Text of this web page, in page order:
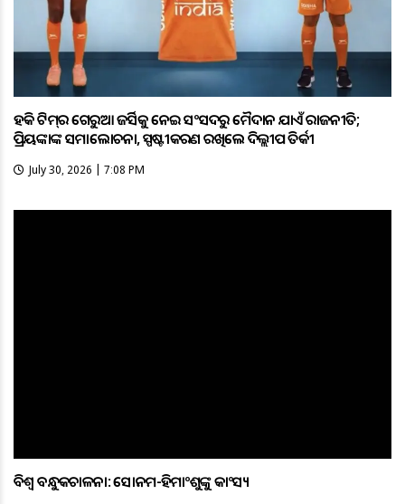
ହକି ଟିମ୍‌ର ଗେରୁଆ ଜର୍ସିକୁ ନେଇ ସଂସଦରୁ ମୈଦାନ ଯାଏଁ ରାଜନୀତି;
ପ୍ରିୟଙ୍କାଙ୍କ ସମାଲୋଚନା, ସ୍ପଷ୍ଟୀକରଣ ରଖିଲେ ଦିଲ୍ଲୀପ ତିର୍କୀ
July 30, 2026 | 7:08 PM
ବିଶ୍ବ ବନ୍ଧୁକଚାଳନା: ସୋନମ-ହିମାଂଶୁଙ୍କୁ କାଂସ୍ୟ